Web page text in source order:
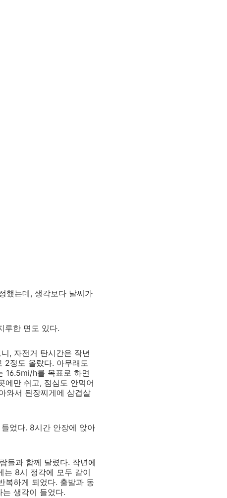
했는데, 생각보다 날씨가
루한 면도 있다.
, 자전거 탄시간은 작년
2정도 올랐다. 아무래도
16.5mi/h를 목표로 하면
에만 쉬고, 점심도 안먹어
와서 된장찌게에 삼겹살
었다. 8시간 안장에 앉아
들과 함께 달렸다. 작년에
는 8시 정각에 모두 같이
복하게 되었다. 출발과 동
생각이 들었다.